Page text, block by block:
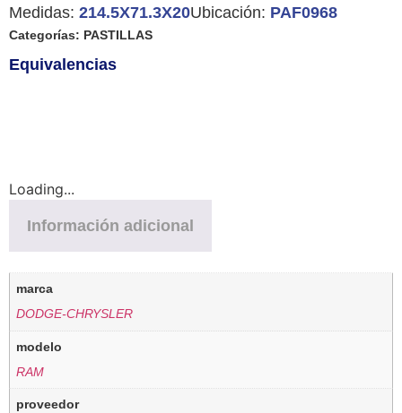
Medidas: 214.5X71.3X20Ubicación: PAF0968
Categorías: PASTILLAS
Equivalencias
Loading...
Información adicional
marca
DODGE-CHRYSLER
modelo
RAM
proveedor